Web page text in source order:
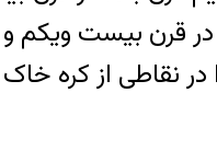
بیست ویکم و در
نقاطی از کره